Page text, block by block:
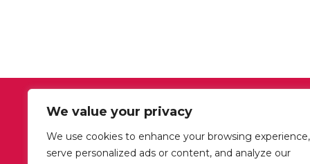
We value your privacy
We use cookies to enhance your browsing experience,
serve personalized ads or content, and analyze our
Mon-Fri: 09:00-18:00